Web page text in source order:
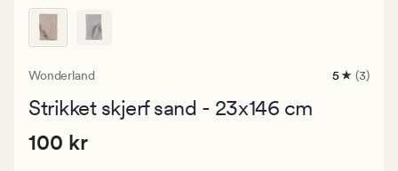
Wonderland
3
5 (3)
Strikket skjerf sand - 23x146 cm
Pris
Pris 100 kr
100 kr